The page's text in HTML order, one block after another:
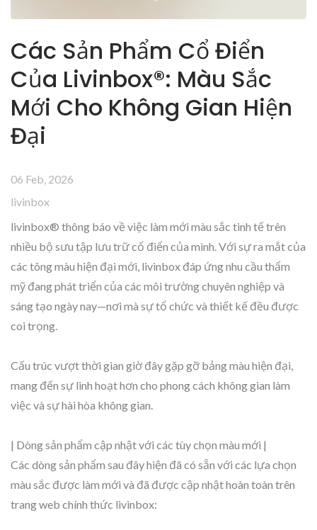
Các Sản Phẩm Cổ Điển
Của Livinbox®: Màu Sắc
Mới Cho Không Gian Hiện
Đại
06 Feb, 2026
livinbox
livinbox® thông báo về việc làm mới màu sắc tinh tế trên
nhiều bộ sưu tập lưu trữ cổ điển của mình. Với sự ra mắt của
các tông màu hiện đại mới, livinbox đáp ứng nhu cầu thẩm
mỹ đang phát triển của các môi trường chuyên nghiệp và
sáng tạo ngày nay—nơi mà sự tổ chức và thiết kế đều được
coi trọng.
Cấu trúc vượt thời gian giờ đây gặp gỡ bảng màu hiện đại,
mang đến sự linh hoạt hơn cho phong cách không gian làm
việc và sự hài hòa không gian.
| Dòng sản phẩm cập nhật với các tùy chọn màu mới |
Các dòng sản phẩm sau đây hiện đã có sẵn với các lựa chọn
màu sắc được làm mới và đã được cập nhật hoàn toàn trên
trang web chính thức livinbox: